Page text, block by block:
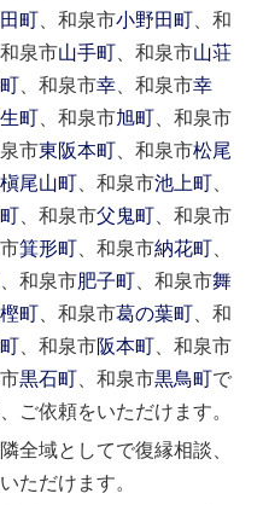
町 、和泉市小野田町 、和
和泉市山手町 、和泉市山荘
、和泉市幸 、和泉市幸
町 、和泉市旭町 、和泉市
泉市東阪本町 、和泉市松尾
槇尾山町 、和泉市池上町
、和泉市父鬼町 、和泉市
箕形町 、和泉市納花町
、和泉市肥子町 、和泉市舞
町 、和泉市葛の葉町 、和
、和泉市阪本町 、和泉市
黒石町 、和泉市黒鳥町で
ご依頼をいただけます。
全域としてで復縁相談、
ただけます。